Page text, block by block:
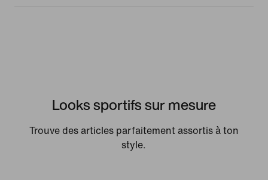
Looks sportifs sur mesure
Trouve des articles parfaitement assortis à ton
style.